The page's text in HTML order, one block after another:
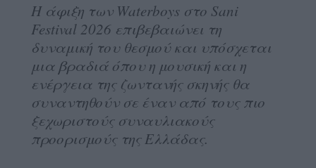
Η άφιξη των Waterboys στο Sani
Festival 2026 επιβεβαιώνει τη
δυναμική του θεσμού και υπόσχεται
μια βραδιά όπου η μουσική και η
ενέργεια της ζωντανής σκηνής θα
συναντηθούν σε έναν από τους πιο
ξεχωριστούς συναυλιακούς
προορισμούς της Ελλάδας.